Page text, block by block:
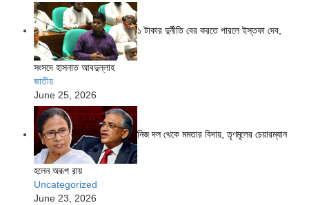
১ টাকার দুর্নীতি বের করতে পারলে ইস্তফা দেব,
সংসদে হাসনাত আবদুল্লাহ
জাতীয়
June 25, 2026
নিজ দল থেকে মমতার বিদায়, তৃণমূলের চেয়ারম্যান
হলেন অরূপ রায়
Uncategorized
June 23, 2026